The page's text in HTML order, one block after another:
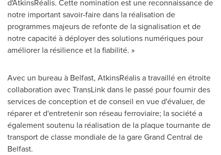
d'AtkinsRéalis. Cette nomination est une reconnaissance de
notre important savoir-faire dans la réalisation de
programmes majeurs de refonte de la signalisation et de
notre capacité à déployer des solutions numériques pour
améliorer la résilience et la fiabilité. »
Avec un bureau à Belfast, AtkinsRéalis a travaillé en étroite
collaboration avec TransLink dans le passé pour fournir des
services de conception et de conseil en vue d'évaluer, de
réparer et d'entretenir son réseau ferroviaire; la société a
également soutenu la réalisation de la plaque tournante de
transport de classe mondiale de la gare Grand Central de
Belfast.